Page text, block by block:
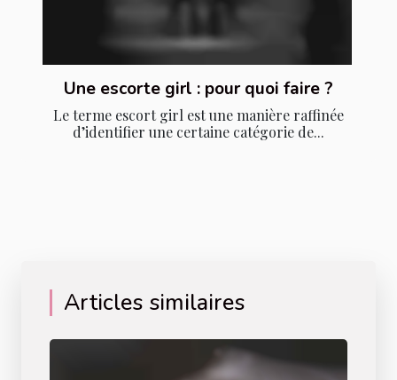
Une escorte girl : pour quoi faire ?
Le terme escort girl est une manière raffinée
d’identifier une certaine catégorie de...
Articles similaires